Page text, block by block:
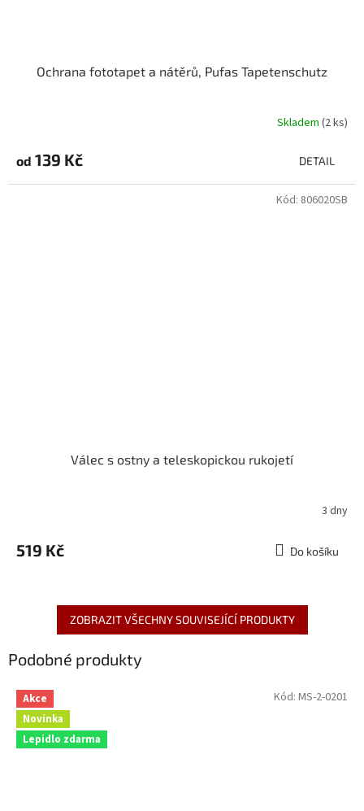
Ochrana fototapet a nátěrů, Pufas Tapetenschutz
Skladem (2 ks)
od 139 Kč DETAIL
Válec s ostny a teleskopickou rukojetí
3 dny
519 Kč Do košíku
Kód: 806020SB
ZOBRAZIT VŠECHNY SOUVISEJÍCÍ PRODUKTY
Podobné produkty
Akce
Novinka
Lepidlo zdarma
Kód: MS-2-0201